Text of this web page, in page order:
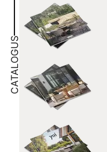
CATALOGUS